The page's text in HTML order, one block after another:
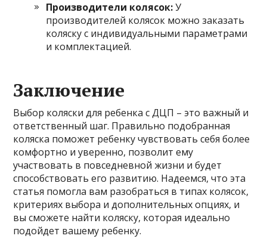
Производители колясок:У
производителей колясок можно заказать
коляску с индивидуальными параметрами
и комплектацией.
Заключение
Выбор коляски для ребенка с ДЦП – это важный и
ответственный шаг. Правильно подобранная
коляска поможет ребенку чувствовать себя более
комфортно и уверенно, позволит ему
участвовать в повседневной жизни и будет
способствовать его развитию. Надеемся, что эта
статья помогла вам разобраться в типах колясок,
критериях выбора и дополнительных опциях, и
вы сможете найти коляску, которая идеально
подойдет вашему ребенку.